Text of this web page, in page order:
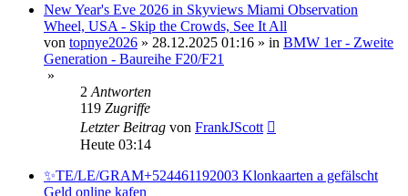
New Year's Eve 2026 in Skyviews Miami Observation
Wheel, USA - Skip the Crowds, See It All
von topnye2026 » 28.12.2025 01:16 » in BMW 1er - Zweite
Generation - Baureihe F20/F21
»
2 Antworten
119 Zugriffe
Letzter Beitrag von FrankJScott
Heute 03:14
✨TE/LE/GRAM+524461192003 Klonkaarten a gefälscht
Geld online kafen